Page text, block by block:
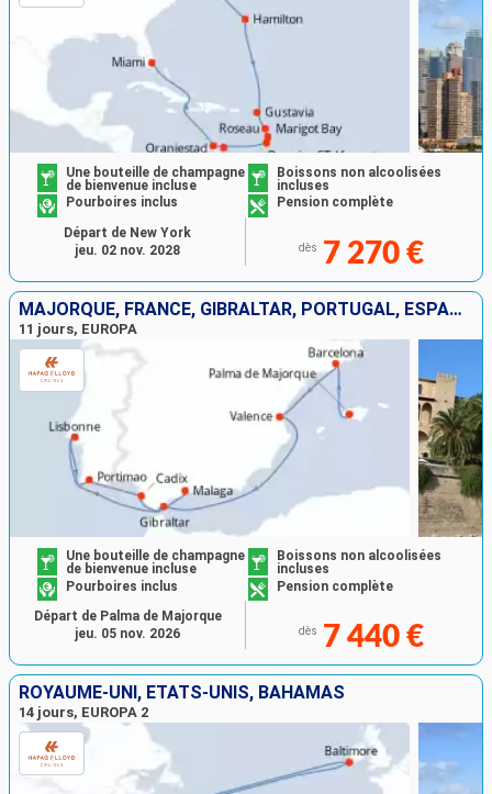
Une bouteille de champagne
de bienvenue incluse
Boissons non alcoolisées
incluses
Pourboires inclus
Pension complète
dès 7 270 €
Départ de New York
jeu. 02 nov. 2028
MAJORQUE, FRANCE, GIBRALTAR, PORTUGAL, ESPAGNE
11 jours, EUROPA
Une bouteille de champagne
de bienvenue incluse
Boissons non alcoolisées
incluses
Pourboires inclus
Pension complète
dès 7 440 €
Départ de Palma de Majorque
jeu. 05 nov. 2026
ROYAUME-UNI, ÉTATS-UNIS, BAHAMAS
14 jours, EUROPA 2